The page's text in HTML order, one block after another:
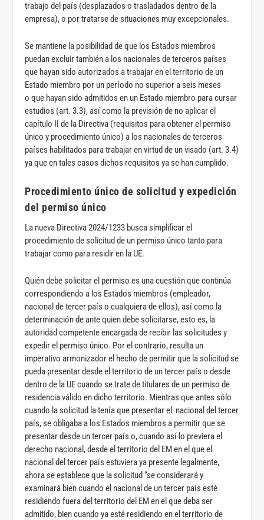
trabajo del país (desplazados o trasladados dentro de la
empresa), o por tratarse de situaciones muy excepcionales.
Se mantiene la posibilidad de que los Estados miembros
puedan excluir también a los nacionales de terceros países
que hayan sido autorizados a trabajar en el territorio de un
Estado miembro por un período no superior a seis meses
o que hayan sido admitidos en un Estado miembro para cursar
estudios (art. 3.3), así como la previsión de no aplicar el
capítulo II de la Directiva (requisitos para obtener el permiso
único y procedimiento único) a los nacionales de terceros
países habilitados para trabajar en virtud de un visado (art. 3.4)
ya que en tales casos dichos requisitos ya se han cumplido.
Procedimiento único de solicitud y expedición
del permiso único
La nueva Directiva 2024/1233 busca simplificar el
procedimiento de solicitud de un permiso único tanto para
trabajar como para residir en la UE.
Quién debe solicitar el permiso es una cuestión que continúa
correspondiendo a los Estados miembros (empleador,
nacional de tercer país o cualquiera de ellos), así como la
determinación de ante quien debe solicitarse, esto es, la
autoridad competente encargada de recibir las solicitudes y
expedir el permiso único. Por el contrario, resulta un
imperativo armonizador el hecho de permitir que la solicitud se
pueda presentar desde el territorio de un tercer país o desde
dentro de la UE cuando se trate de titulares de un permiso de
residencia válido en dicho territorio. Mientras que antes sólo
cuando la solicitud la tenía que presentar el nacional del tercer
país, se obligaba a los Estados miembros a permitir que se
presentar desde un tercer país o, cuando así lo previera el
derecho nacional, desde el territorio del EM en el que el
nacional del tercer país estuviera ya presente legalmente,
ahora se establece que la solicitud “se considerará y
examinará bien cuando el nacional de un tercer país esté
residiendo fuera del territorio del EM en el que deba ser
admitido, bien cuando ya esté residiendo en el territorio de